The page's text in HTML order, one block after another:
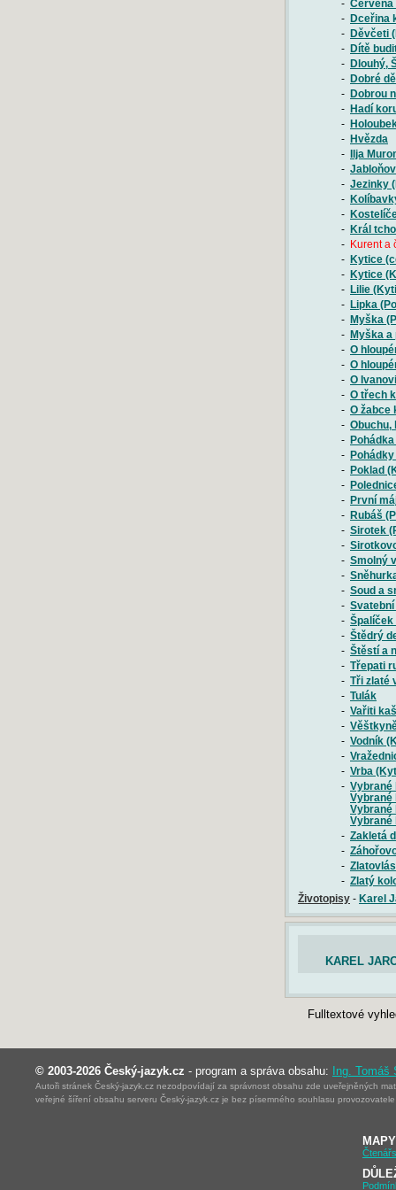
- Červená
-
Dceřina
-
Děvčeti
-
Dítě
-
Dlouhý,
-
Dobré
-
Dobrou
-
Hadí
-
-
Hvězda
-
Ilja
-
- Jezinky
-
-
-
Král
-
Kurent a
-
Kytice
-
Kytice
-
Lilie
-
Lipka
-
Myška
-
Myška
- O
- O
- O
- O třech
- O žabce
- Obuchu,
-
-
-
Poklad
-
-
První
-
Rubáš
- Sirotek
-
- Smolný
-
- Soud a
-
- Špalíček
- Štědrý
- Štěstí a
- Třepati
- Tři zlaté
- Tulák
- Vařiti
-
- Vodník
-
- Vrba
- Vybrané
Vybrané
Vybrané
Vybrané
- Zakletá
-
-
- Zlatý
Životopisy - Karel
KAREL
Fulltextové
© 2003-2026 Český-jazyk.cz - program a správa obsahu: Ing. Tomáš
Autoři stránek Český-jazyk.cz nezodpovídají za správnost obsahu zde uveřejněných
veřejné šíření obsahu serveru Český-jazyk.cz je bez písemného souhlasu